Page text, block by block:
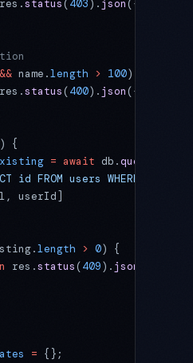
res.status( 403 ). json({ error:
&& name.length > 100) {
res.status(400). json({ error:
{
= await db.query
id FROM users WHERE email
userId]
length > 0) {
res.status(409). json
= {};